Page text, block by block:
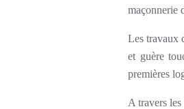
maçonnerie
Les travaux
et guère
premières
A travers